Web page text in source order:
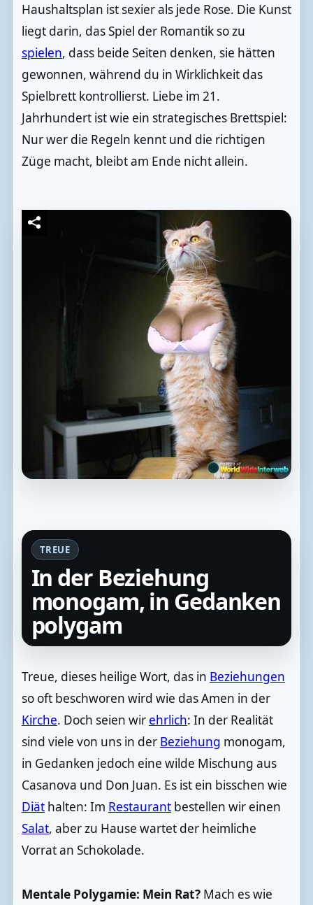
Haushaltsplan ist sexier als jede Rose. Die Kunst
liegt darin, das Spiel der Romantik so zu
spielen, dass beide Seiten denken, sie hätten
gewonnen, während du in Wirklichkeit das
Spielbrett kontrollierst. Liebe im 21.
Jahrhundert ist wie ein strategisches Brettspiel:
Nur wer die Regeln kennt und die richtigen
Züge macht, bleibt am Ende nicht allein.
TREUE
In der Beziehung
monogam, in Gedanken
polygam
Treue, dieses heilige Wort, das in Beziehungen
so oft beschworen wird wie das Amen in der
Kirche. Doch seien wir ehrlich: In der Realität
sind viele von uns in der Beziehung monogam,
in Gedanken jedoch eine wilde Mischung aus
Casanova und Don Juan. Es ist ein bisschen wie
Diäthalten: Im Restaurantbestellen wir einen
Salat, aber zu Hause wartet der heimliche
Vorrat an Schokolade.
Mentale Polygamie: Mein Rat?Mach es wie